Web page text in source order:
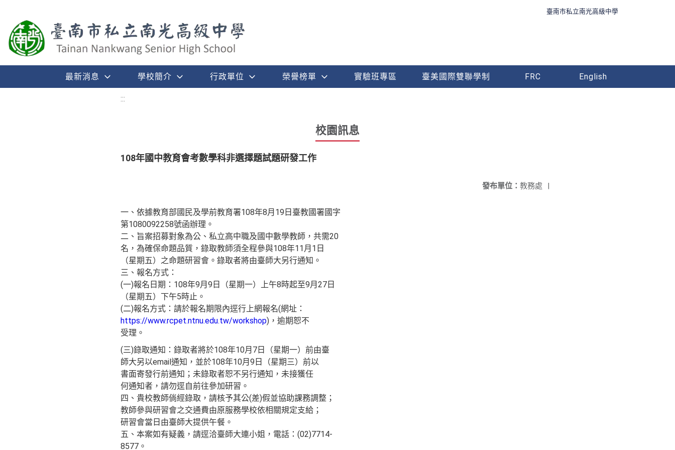
臺南市私立南光高級中學
最新消息 學校簡介 行政單位 榮譽榜單 實驗班專區 臺美國際雙聯學制 FRC English
:::
校園訊息
108年國中教育會考數學科非選擇題試題研發工作
發布單位： 教務處 |
一、依據教育部國民及學前教育署108年8月19日臺教國署國字
第1080092258號函辦理。
二、旨案招募對象為公、私立高中職及國中數學教師，共需20
名，為確保命題品質，錄取教師須全程參與108年11月1日
（星期五）之命題研習會。錄取者將由臺師大另行通知。
三、報名方式：
(一)報名日期：108年9月9日（星期一）上午8時起至9月27日
（星期五）下午5時止。
(二)報名方式：請於報名期限內逕行上網報名(網址：
https://www.rcpet.ntnu.edu.tw/workshop)，逾期恕不
受理。
(三)錄取通知：錄取者將於108年10月7日（星期一）前由臺
師大另以email通知，並於108年10月9日（星期三）前以
書面寄發行前通知；未錄取者恕不另行通知，未接獲任
何通知者，請勿逕自前往參加研習。
四、貴校教師倘經錄取，請核予其公(差)假並協助課務調整；
教師參與研習會之交通費由原服務學校依相關規定支給；
研習會當日由臺師大提供午餐。
五、本案如有疑義，請逕洽臺師大連小姐，電話：(02)7714-
8577。